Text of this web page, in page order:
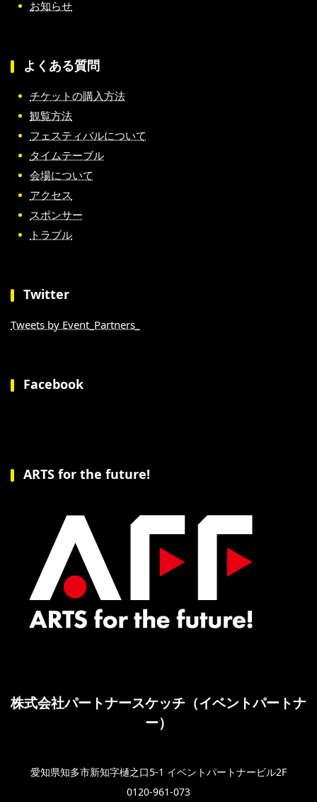
お知らせ
よくある質問
チケットの購入方法
観覧方法
フェスティバルについて
タイムテーブル
会場について
アクセス
スポンサー
トラブル
Twitter
Tweets by Event_Partners_
Facebook
ARTS for the future!
株式会社パートナースケッチ（イベントパートナ
ー）
愛知県知多市新知字樋之口5-1 イベントパートナービル2F
0120-961-073